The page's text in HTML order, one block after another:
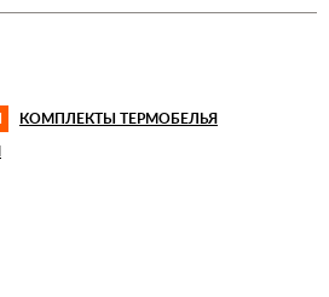
КОМПЛЕКТЫ ТЕРМОБЕЛЬЯ